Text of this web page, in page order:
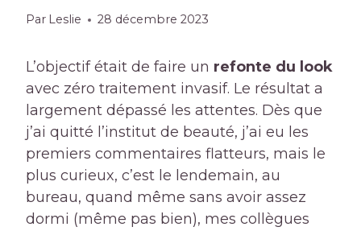
Par Leslie 28 décembre 2023
L’objectif était de faire un refonte du look
avec zéro traitement invasif. Le résultat a
largement dépassé les attentes. Dès que
j’ai quitté l’institut de beauté, j’ai eu les
premiers commentaires flatteurs, mais le
plus curieux, c’est le lendemain, au
bureau, quand même sans avoir assez
dormi (même pas bien), mes collègues